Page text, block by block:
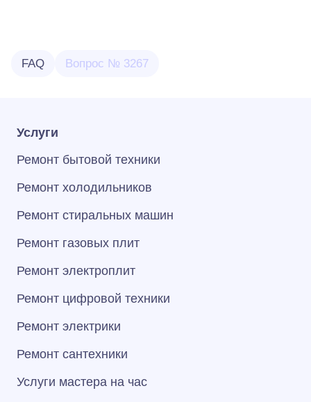
FAQ Вопрос № 3267
Услуги
Ремонт бытовой техники
Ремонт холодильников
Ремонт стиральных машин
Ремонт газовых плит
Ремонт электроплит
Ремонт цифровой техники
Ремонт электрики
Ремонт сантехники
Услуги мастера на час